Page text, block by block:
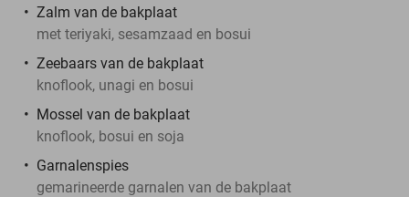
Zalm van de bakplaat
met teriyaki, sesamzaad en bosui
Zeebaars van de bakplaat
knoflook, unagi en bosui
Mossel van de bakplaat
knoflook, bosui en soja
Garnalenspies
gemarineerde garnalen van de bakplaat